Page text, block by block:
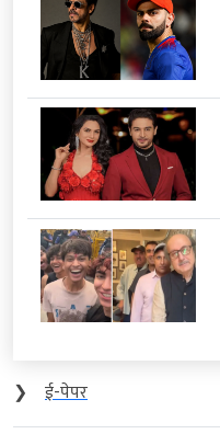
❯
ई-पेपर